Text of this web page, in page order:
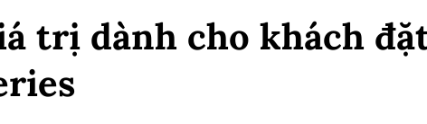
trị dành cho khách